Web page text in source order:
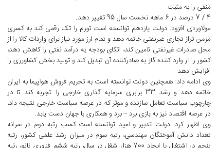
منفی را به مثبت
4 / 7 درصد در 6 ماهه نخست سال 95 تغییر دهد.
مولاوردی افزود: دولت یازدهم توانسته است تورم را تک رقمی کند به کسری
مزمن تراز تجاری غیرنفتی خاتمه دهد و تمام ارز مورد نیاز برای واردات کالا را از
محل صادرات غیرنفتی تامین کند، اتکای بودجه به درآمد نفتی را کاهش دهد،
کشور را از وارد کننده گاز به صادرکننده آن تبدیل کند و تولید بخش کشاورزی را
افزایش دهد.
وی ادامه داد: همچنین دولت توانسته است به تحریم فروش هواپیما به ایران
خاتمه دهد و رشد 33 برابری سرمایه گذاری خارجی را تجربه کند تا در
چارچوب سیاست تعامل سازنده و موثر که در عرصه سیاست خارجی نتیجه داد،
در عرصه اقتصاد نیز به بازی برد – برد و همکاری با جهان دست یابد.
وی اظهار کرد: دولت تدبیر و امید توانسته است کسب رتبه دوم در سرانه
تعداد دانش آموختگان مهندسی، رتبه سوم در میزان رشد علمی کشور، رتبه